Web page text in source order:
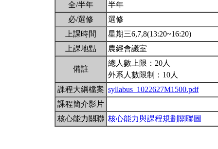
全/半年
半年
必/選修
選修
上課時間
星期三6,7,8(13:20~16:20)
上課地點
農經會議室
備註
總人數上限：20人
外系人數限制：10人
課程大綱檔案 syllabus_1022627M1500.pdf
課程簡介影片
核心能力關聯 核心能力與課程規劃關聯圖